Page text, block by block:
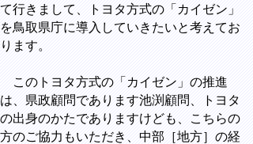
て行きまして、トヨタ方式の「カイゼン」
を鳥取県庁に導入していきたいと考えてお
ります。
このトヨタ方式の「カイゼン」の推進
は、県政顧問であります池渕顧問、トヨタ
の出身のかたでありますけども、こちらの
方のご協力もいただき、中部［地方］の経